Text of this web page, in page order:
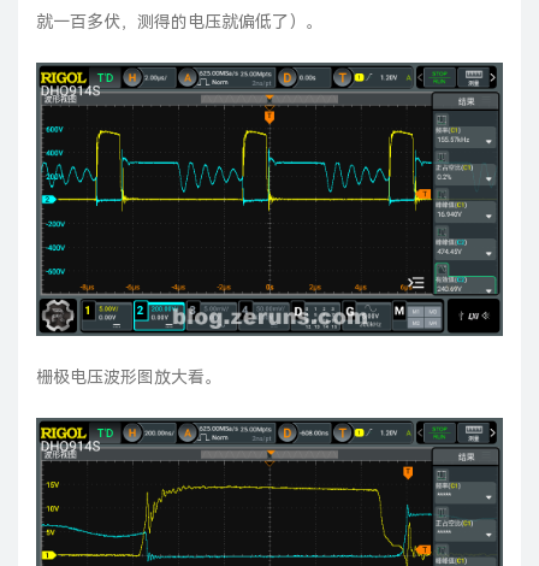
就一百多伏，测得的电压就偏低了）。
栅极电压波形图放大看。